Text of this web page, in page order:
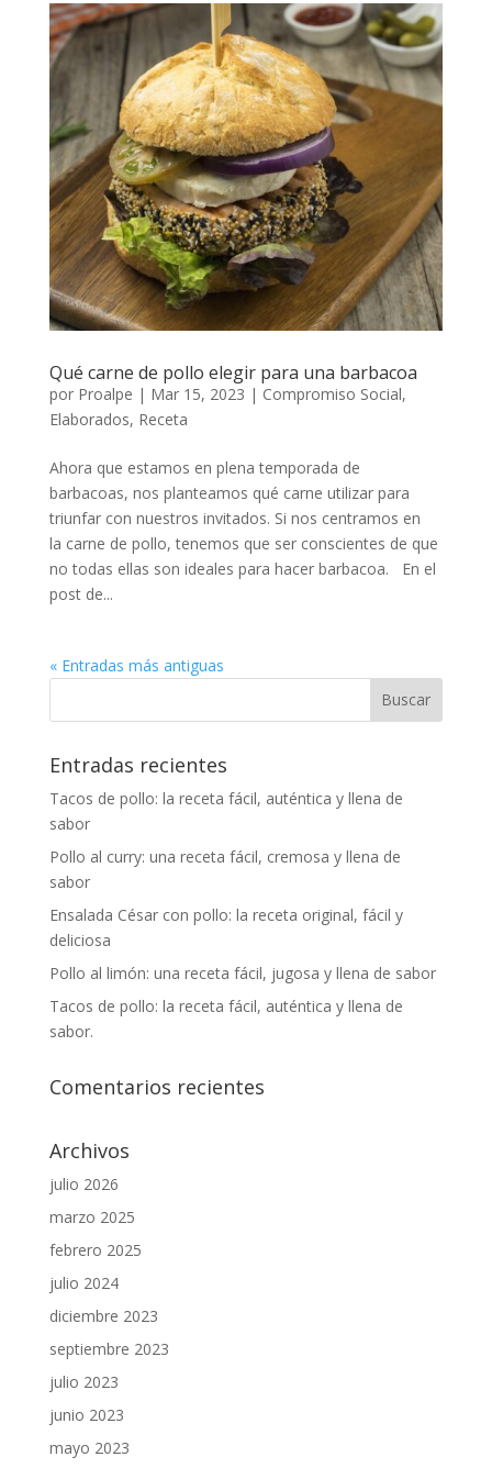
Qué carne de pollo elegir para una barbacoa
por Proalpe | Mar 15, 2023 | Compromiso Social,
Elaborados, Receta
Ahora que estamos en plena temporada de
barbacoas, nos planteamos qué carne utilizar para
triunfar con nuestros invitados. Si nos centramos en
la carne de pollo, tenemos que ser conscientes de que
no todas ellas son ideales para hacer barbacoa. En el
post de...
« Entradas más antiguas
Entradas recientes
Tacos de pollo: la receta fácil, auténtica y llena de
sabor
Pollo al curry: una receta fácil, cremosa y llena de
sabor
Ensalada César con pollo: la receta original, fácil y
deliciosa
Pollo al limón: una receta fácil, jugosa y llena de sabor
Tacos de pollo: la receta fácil, auténtica y llena de
sabor.
Comentarios recientes
Archivos
julio 2026
marzo 2025
febrero 2025
julio 2024
diciembre 2023
septiembre 2023
julio 2023
junio 2023
mayo 2023